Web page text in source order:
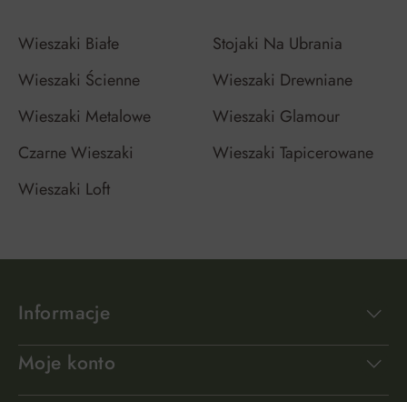
Wieszaki Białe
Stojaki Na Ubrania
Wieszaki Ścienne
Wieszaki Drewniane
Wieszaki Metalowe
Wieszaki Glamour
Czarne Wieszaki
Wieszaki Tapicerowane
Wieszaki Loft
Informacje
Moje konto